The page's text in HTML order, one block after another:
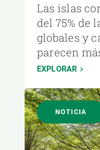
Las islas
del 75% de
globales y
parecen
EXPLORAR
NOTICIA